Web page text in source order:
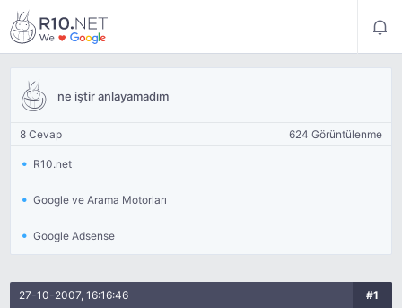
ne iştir anlayamadım
8 Cevap 624 Görüntülenme
R10.net
Google ve Arama Motorları
Google Adsense
27-10-2007, 16:16:46 #1